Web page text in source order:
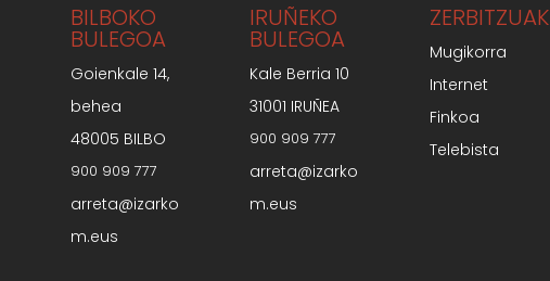
BILBOKO
BULEGOA
Goienkale 14,
behea
48005 BILBO
900 909 777
arreta@izarko
m.eus
IRUÑEKO
BULEGOA
Kale Berria 10
31001 IRUÑEA
900 909 777
arreta@izarko
m.eus
ZERBITZUAK
Mugikorra
Internet
Finkoa
Telebista